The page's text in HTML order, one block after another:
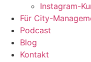
Instagram-
Für City-
Podcast
Blog
Kontakt